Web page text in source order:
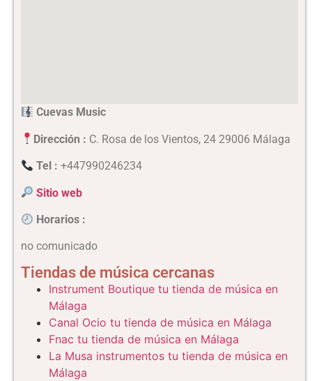
Cuevas Music
Dirección : C. Rosa de los Vientos, 24 29006 Málaga
Tel : +447990246234
Sitio web
Horarios :
no comunicado
Tiendas de música cercanas
Instrument Boutique tu tienda de música en
Málaga
Canal Ocio tu tienda de música en Málaga
Fnac tu tienda de música en Málaga
La Musa instrumentos tu tienda de música en
Málaga